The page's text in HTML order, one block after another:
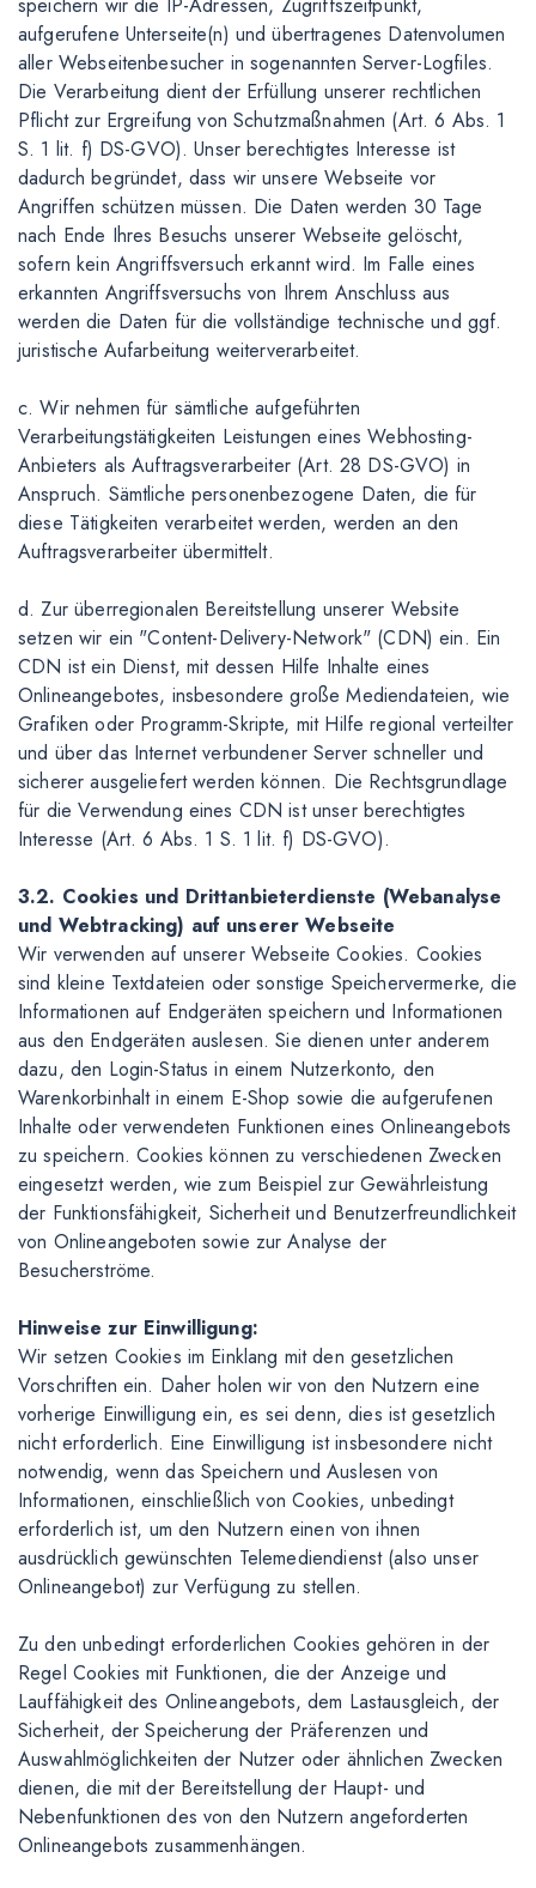
aufgerufene Unterseite(n) und übertragenes Datenvolumen
aller Webseitenbesucher in sogenannten Server-Logfiles.
Die Verarbeitung dient der Erfüllung unserer rechtlichen
Pflicht zur Ergreifung von Schutzmaßnahmen (Art. 6 Abs. 1
S. 1 lit. f) DS-GVO). Unser berechtigtes Interesse ist
dadurch begründet, dass wir unsere Webseite vor
Angriffen schützen müssen. Die Daten werden 30 Tage
nach Ende Ihres Besuchs unserer Webseite gelöscht,
sofern kein Angriffsversuch erkannt wird. Im Falle eines
erkannten Angriffsversuchs von Ihrem Anschluss aus
werden die Daten für die vollständige technische und ggf.
juristische Aufarbeitung weiterverarbeitet.
c. Wir nehmen für sämtliche aufgeführten
Verarbeitungstätigkeiten Leistungen eines Webhosting-
Anbieters als Auftragsverarbeiter (Art. 28 DS-GVO) in
Anspruch. Sämtliche personenbezogene Daten, die für
diese Tätigkeiten verarbeitet werden, werden an den
Auftragsverarbeiter übermittelt.
d. Zur überregionalen Bereitstellung unserer Website
setzen wir ein "Content-Delivery-Network" (CDN) ein. Ein
CDN ist ein Dienst, mit dessen Hilfe Inhalte eines
Onlineangebotes, insbesondere große Mediendateien, wie
Grafiken oder Programm-Skripte, mit Hilfe regional verteilter
und über das Internet verbundener Server schneller und
sicherer ausgeliefert werden können. Die Rechtsgrundlage
für die Verwendung eines CDN ist unser berechtigtes
Interesse (Art. 6 Abs. 1 S. 1 lit. f) DS-GVO).
3.2. Cookies und Drittanbieterdienste (Webanalyse
und Webtracking) auf unserer Webseite
Wir verwenden auf unserer Webseite Cookies. Cookies
sind kleine Textdateien oder sonstige Speichervermerke, die
Informationen auf Endgeräten speichern und Informationen
aus den Endgeräten auslesen. Sie dienen unter anderem
dazu, den Login-Status in einem Nutzerkonto, den
Warenkorbinhalt in einem E-Shop sowie die aufgerufenen
Inhalte oder verwendeten Funktionen eines Onlineangebots
zu speichern. Cookies können zu verschiedenen Zwecken
eingesetzt werden, wie zum Beispiel zur Gewährleistung
der Funktionsfähigkeit, Sicherheit und Benutzerfreundlichkeit
von Onlineangeboten sowie zur Analyse der
Besucherströme.
Hinweise zur Einwilligung:
Wir setzen Cookies im Einklang mit den gesetzlichen
Vorschriften ein. Daher holen wir von den Nutzern eine
vorherige Einwilligung ein, es sei denn, dies ist gesetzlich
nicht erforderlich. Eine Einwilligung ist insbesondere nicht
notwendig, wenn das Speichern und Auslesen von
Informationen, einschließlich von Cookies, unbedingt
erforderlich ist, um den Nutzern einen von ihnen
ausdrücklich gewünschten Telemediendienst (also unser
Onlineangebot) zur Verfügung zu stellen.
Zu den unbedingt erforderlichen Cookies gehören in der
Regel Cookies mit Funktionen, die der Anzeige und
Lauffähigkeit des Onlineangebots, dem Lastausgleich, der
Sicherheit, der Speicherung der Präferenzen und
Auswahlmöglichkeiten der Nutzer oder ähnlichen Zwecken
dienen, die mit der Bereitstellung der Haupt- und
Nebenfunktionen des von den Nutzern angeforderten
Onlineangebots zusammenhängen.